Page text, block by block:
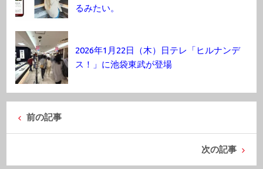
るみたい。
2026年1月22日（木）日テレ「ヒルナンデ
ス！」に池袋東武が登場
前の記事
次の記事